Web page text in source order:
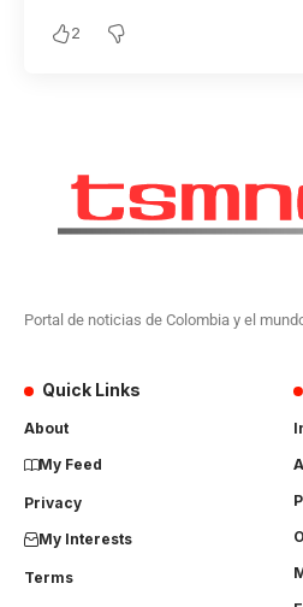
2
Portal de noticias de Colombia y el
Quick Links
About
My Feed
Privacy
My Interests
Terms